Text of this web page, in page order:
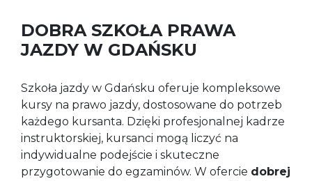
DOBRA SZKOŁA PRAWA
JAZDY W GDAŃSKU
Szkoła jazdy w Gdańsku oferuje kompleksowe
kursy na prawo jazdy, dostosowane do potrzeb
każdego kursanta. Dzięki profesjonalnej kadrze
instruktorskiej, kursanci mogą liczyć na
indywidualne podejście i skuteczne
przygotowanie do egzaminów. W ofercie dobrej